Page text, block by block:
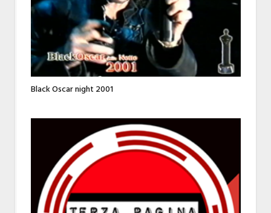
Black Oscar night 2001